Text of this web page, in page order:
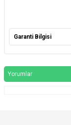
Garanti Bilgisi
Yorumlar